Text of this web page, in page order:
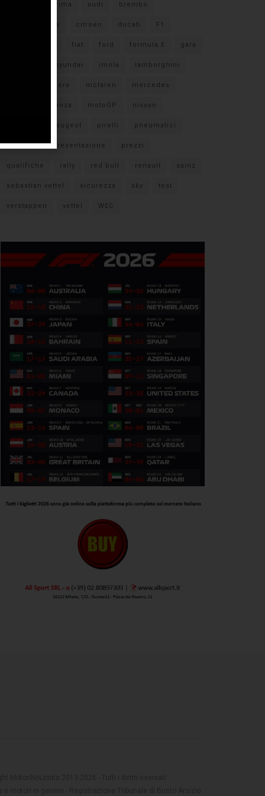
anteprima audi brembo
caratteristiche citroen ducati F1
fiat ford formula E gara
hyundai imola lamborghini
libere mclaren mercedes
monza motoGP nissan
peugeot pirelli pneumatici
porsche presentazione prezzi
qualifiche rally red bull renault sainz
sebastian vettel sicurezza sky test
verstappen vettel WEC